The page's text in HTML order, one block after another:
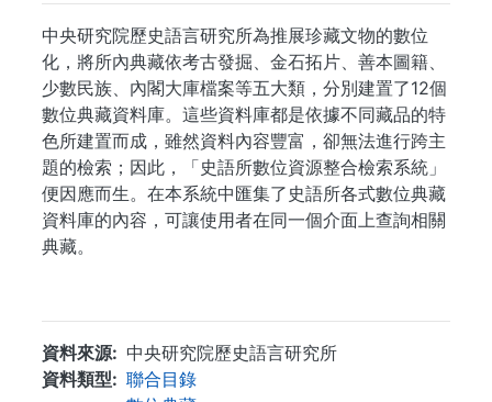
中央研究院歷史語言研究所為推展珍藏文物的數位
化，將所內典藏依考古發掘、金石拓片、善本圖籍、
少數民族、內閣大庫檔案等五大類，分別建置了12個
數位典藏資料庫。這些資料庫都是依據不同藏品的特
色所建置而成，雖然資料內容豐富，卻無法進行跨主
題的檢索；因此，「史語所數位資源整合檢索系統」
便因應而生。在本系統中匯集了史語所各式數位典藏
資料庫的內容，可讓使用者在同一個介面上查詢相關
典藏。
資料來源
中央研究院歷史語言研究所
資料類型
聯合目錄